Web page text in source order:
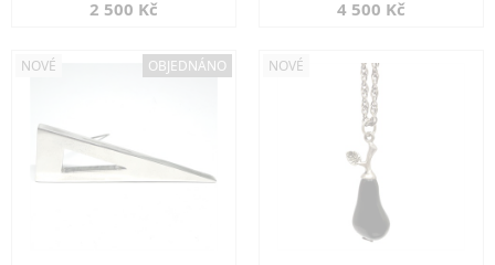
2 500 Kč 4 500 Kč
NOVÉ OBJEDNÁNO NOVÉ